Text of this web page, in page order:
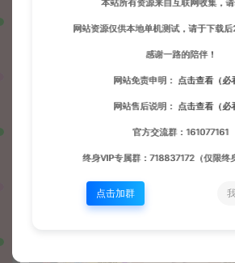
本站所有资源来自互联网收集，
网站资源仅供本地单机测试，请于下载
感谢一路的陪伴！
网站免责申明： 点击查看（必
网站售后说明： 点击查看（必
官方交流群：161077161
终身VIP专属群：718837172（仅限终
点击加群